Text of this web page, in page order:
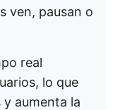
ven, pausan o
real
lo que
aumenta la